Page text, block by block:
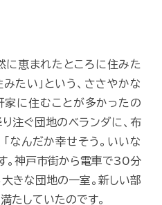
に恵まれたところに住みた
みたい」という、ささやかな
家に住むことが多かったの
注ぐ団地のベランダに、布
なんだか幸せそう。いいな
。神戸市街から電車で30分
きな団地の一室。新しい部
たしていたのです。